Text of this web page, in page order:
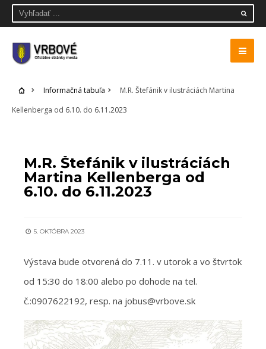
Informačná tabuľa
M.R. Štefánik v ilustráciách Martina
Kellenberga od 6.10. do 6.11.2023
M.R. Štefánik v ilustráciách
Martina Kellenberga od
6.10. do 6.11.2023
5. OKTÓBRA 2023
Výstava bude otvorená do 7.11. v utorok a vo štvrtok
od 15:30 do 18:00 alebo po dohode na tel.
č.:0907622192, resp. na jobus@vrbove.sk